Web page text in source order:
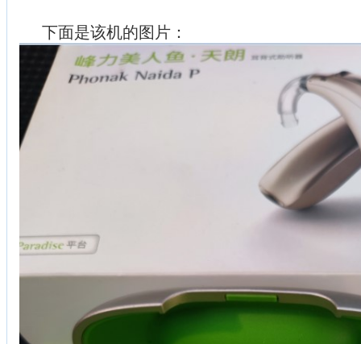
下面是该机的图片：